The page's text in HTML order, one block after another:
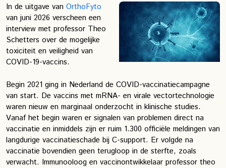
In de uitgave van OrthoFyto
van juni 2026 verscheen een
interview met professor Theo
Schetters over de mogelijke
toxiciteit en veiligheid van
COVID-19-vaccins.
Begin 2021 ging in Nederland de COVID-vaccinatiecampagne
van start. De vaccins met mRNA- en virale vectortechnologie
waren nieuw en marginaal onderzocht in klinische studies.
Vanaf het begin waren er signalen van problemen direct na
vaccinatie en inmiddels zijn er ruim 1.300 officiële meldingen van
langdurige vaccinatieschade bij C-support. Er volgde na
vaccinatie bovendien geen terugloop in de sterfte, zoals
verwacht. Immunooloog en vaccinontwikkelaar professor theo